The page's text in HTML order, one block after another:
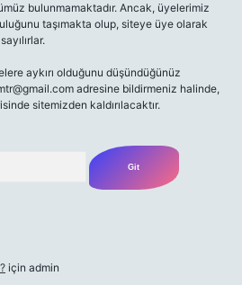
bulunmamaktadır. Ancak, üyelerimiz
taşımakta olup, siteye üye olarak
aykırı olduğunu düşündüğünüz
adresine bildirmeniz halinde,
sitemizden kaldırılacaktır.
için admin